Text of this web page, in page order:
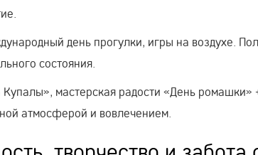
день прогулки, игры на воздухе.
состояния.
мастерская радости «День ромашки»
атмосферой и вовлечением.